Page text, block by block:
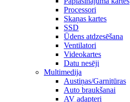
Processori
Skaņas kartes
SSD
Ūdens atdzesēšana
Ventilatori
Videokartes
Datu nesēji
Multimedija
Austiņas/Garnitūras
Auto braukšanai
AV adapteri